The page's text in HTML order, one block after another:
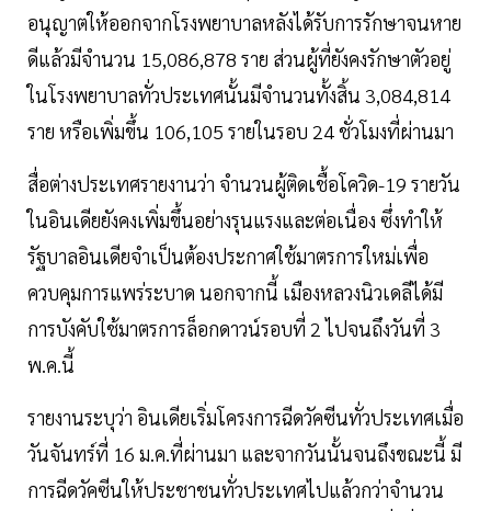
อนุญาตให้ออกจากโรงพยาบาลหลังได้รับการรักษาจนหาย
ดีแล้วมีจำนวน 15,086,878 ราย ส่วนผู้ที่ยังคงรักษาตัวอยู่
ในโรงพยาบาลทั่วประเทศนั้นมีจำนวนทั้งสิ้น 3,084,814
ราย หรือเพิ่มขึ้น 106,105 รายในรอบ 24 ชั่วโมงที่ผ่านมา
สื่อต่างประเทศรายงานว่า จำนวนผู้ติดเชื้อโควิด-19 รายวัน
ในอินเดียยังคงเพิ่มขึ้นอย่างรุนแรงและต่อเนื่อง ซึ่งทำให้
รัฐบาลอินเดียจำเป็นต้องประกาศใช้มาตรการใหม่เพื่อ
ควบคุมการแพร่ระบาด นอกจากนี้ เมืองหลวงนิวเดลีได้มี
การบังคับใช้มาตรการล็อกดาวน์รอบที่ 2 ไปจนถึงวันที่ 3
พ.ค.นี้
รายงานระบุว่า อินเดียเริ่มโครงการฉีดวัคซีนทั่วประเทศเมื่อ
วันจันทร์ที่ 16 ม.ค.ที่ผ่านมา และจากวันนั้นจนถึงขณะนี้ มี
การฉีดวัคซีนให้ประชาชนทั่วประเทศไปแล้วกว่าจำนวน